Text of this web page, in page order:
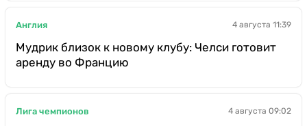
Англия 4 августа 11:39
Мудрик близок к новому клубу: Челси готовит
аренду во Францию
Лига чемпионов 4 августа 09:02